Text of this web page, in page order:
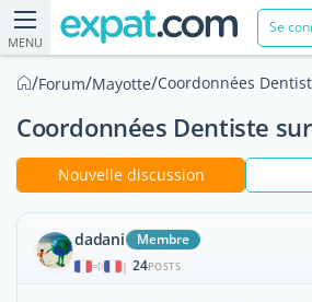
MENU
Se
/Forum/Mayotte/Coordonnées
Coordonnées Dentiste
Nouvelle discussion
dadani Membre
| 24POSTS